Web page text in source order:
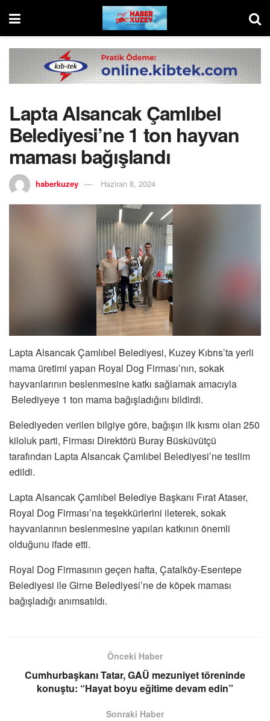
Lapta Alsancak Çamlıbel
Belediyesi’ne 1 ton hayvan
maması bağışlandı
haberkuzey Haziran 8, 2024
Lapta Alsancak Çamlıbel Belediyesi, Kuzey Kıbrıs’ta yerli
mama üretimi yapan Royal Dog Firması’nın, sokak
hayvanlarının beslenmesine katkı sağlamak amacıyla
Belediyeye 1 ton mama bağışladığını bildirdi.
Belediyeden verilen bilgiye göre, bağışın ilk kısmı olan 250
kiloluk parti, Firması Direktörü Buray Büsküvütçü
tarafından Lapta Alsancak Çamlıbel Belediyesi’ne teslim
edildi.
Lapta Alsancak Çamlıbel Belediye Başkanı Fırat Ataser,
Royal Dog Firması’na teşekkürlerini ileterek, sokak
hayvanlarının beslenmesine yapılan katkının önemli
olduğunu ifade etti.
Royal Dog Firmasının geçen hafta, Çatalköy-Esentepe
Belediyesi ile Girne Belediyesi’ne de köpek maması
bağışladığı anımsatıldı.
Önceki Haber
Cumhurbaşkanı Tatar, GAÜ mezuniyet töreninde
konuştu: “Hayat boyu eğitime devam edin”
Sonraki Haber